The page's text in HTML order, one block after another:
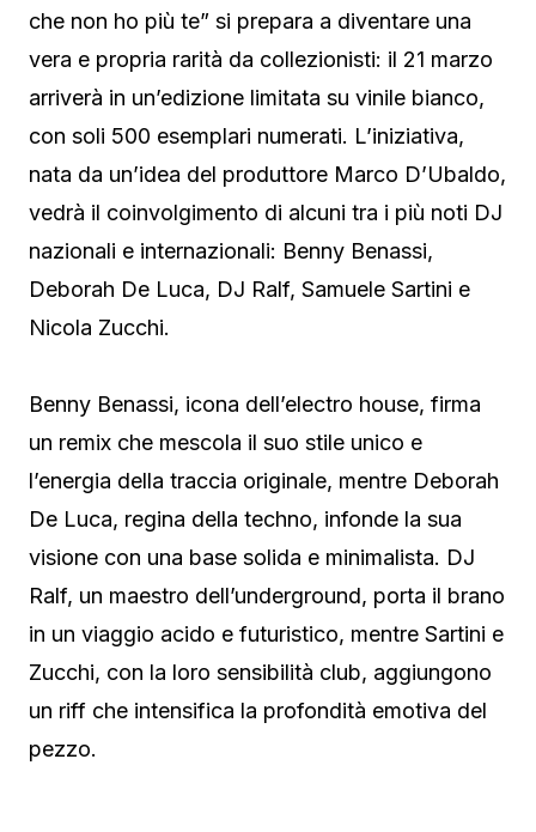
che non ho più te” si prepara a diventare una
vera e propria rarità da collezionisti: il 21 marzo
arriverà in un’edizione limitata su vinile bianco,
con soli 500 esemplari numerati. L’iniziativa,
nata da un’idea del produttore Marco D’Ubaldo,
vedrà il coinvolgimento di alcuni tra i più noti DJ
nazionali e internazionali: Benny Benassi,
Deborah De Luca, DJ Ralf, Samuele Sartini e
Nicola Zucchi.
Benny Benassi, icona dell’electro house, firma
un remix che mescola il suo stile unico e
l’energia della traccia originale, mentre Deborah
De Luca, regina della techno, infonde la sua
visione con una base solida e minimalista. DJ
Ralf, un maestro dell’underground, porta il brano
in un viaggio acido e futuristico, mentre Sartini e
Zucchi, con la loro sensibilità club, aggiungono
un riff che intensifica la profondità emotiva del
pezzo.